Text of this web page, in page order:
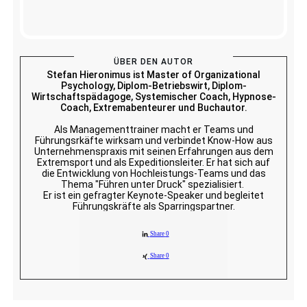
ÜBER DEN AUTOR
Stefan Hieronimus ist Master of Organizational
Psychology, Diplom-Betriebswirt, Diplom-
Wirtschaftspädagoge, Systemischer Coach, Hypnose-
Coach, Extremabenteurer und Buchautor.
Als Managementtrainer macht er Teams und
Führungsrkäfte wirksam und verbindet Know-How aus
Unternehmenspraxis mit seinen Erfahrungen aus dem
Extremsport und als Expeditionsleiter. Er hat sich auf
die Entwicklung von Hochleistungs-Teams und das
Thema "Führen unter Druck" spezialisiert.
Er ist ein gefragter Keynote-Speaker und begleitet
Führungskräfte als Sparringspartner.
Share 0
Share 0